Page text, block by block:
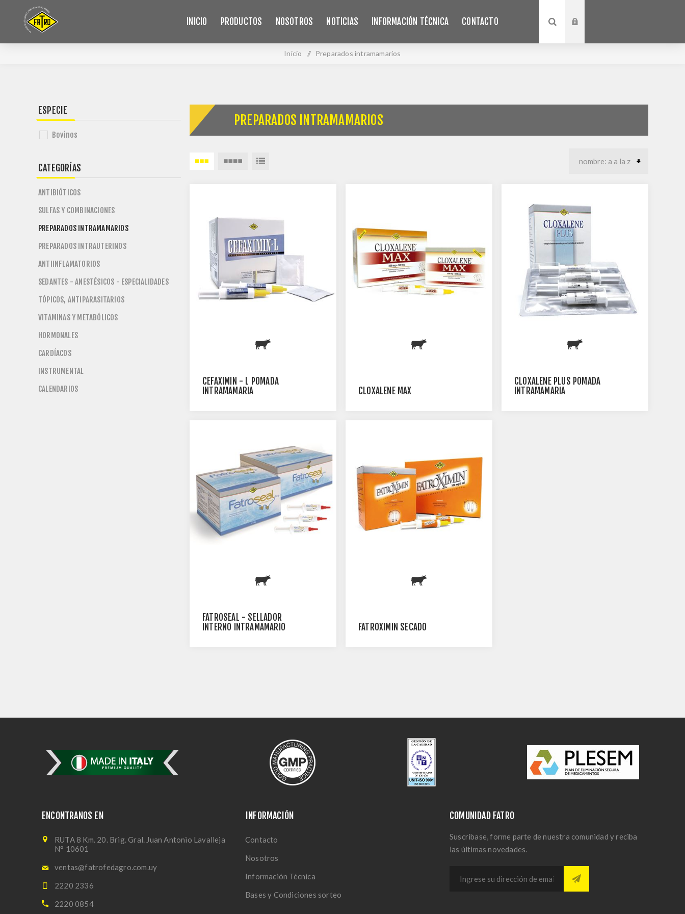
INICIO PRODUCTOS NOSOTROS NOTICIAS INFORMACIÓN TÉCNICA CONTACTO
Inicio / Preparados intramamarios
PREPARADOS INTRAMAMARIOS
CEFAXIMIN - L POMADA
INTRAMAMARIA
CLOXALENE MAX
CLOXALENE PLUS POMADA
INTRAMAMARIA
FATROSEAL - SELLADOR
INTERNO INTRAMAMARIO
FATROXIMIN SECADO
ESPECIE
Bovinos
CATEGORÍAS
ANTIBIÓTICOS
SULFAS Y COMBINACIONES
PREPARADOS INTRAMAMARIOS
PREPARADOS INTRAUTERINOS
ANTIINFLAMATORIOS
SEDANTES - ANESTÉSICOS - ESPECIALIDADES
TÓPICOS, ANTIPARASITARIOS
VITAMINAS Y METABÓLICOS
HORMONALES
CARDÍACOS
INSTRUMENTAL
CALENDARIOS
ENCONTRANOS EN
RUTA 8 Km. 20. Brig. Gral. Juan Antonio Lavalleja
N° 10601
ventas@fatrofedagro.com.uy
2220 2336
2220 0854
INFORMACIÓN
Contacto
Nosotros
Información Técnica
Bases y Condiciones sorteo
COMUNIDAD FATRO
Suscribase, forme parte de nuestra comunidad y reciba
las últimas novedades.